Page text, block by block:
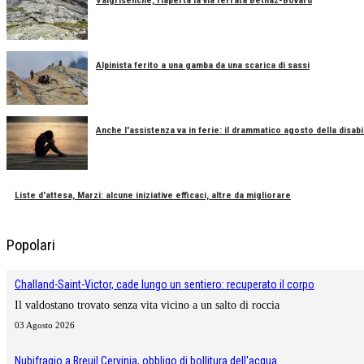
Alpinista ferito a una gamba da una scarica di sassi
Anche l'assistenza va in ferie: il drammatico agosto della
Liste d'attesa, Marzi: alcune iniziative efficaci, altre da migliorare
Popolari
Challand-Saint-Victor, cade lungo un sentiero: recuperato il corpo
Il valdostano trovato senza vita vicino a un salto di roccia
03 Agosto 2026
Nubifragio a Breuil Cervinia, obbligo di bollitura dell'acqua